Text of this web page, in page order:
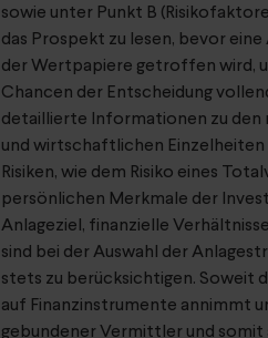
sowie unter Punkt B
das Prospekt zu lesen, bevor
der Wertpapiere getroffen wird,
Chancen der Entscheidung
detaillierte Informationen zu den
und wirtschaftlichen Einzelheiten
Risiken, wie dem Risiko eines
persönlichen Merkmale der
Anlageziel, finanzielle
sind bei der Auswahl der
stets zu berücksichtigen. Soweit
auf Finanzinstrumente annimmt
gebundener Vermittler und somit